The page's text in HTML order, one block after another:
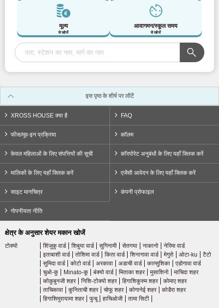
साइतामा रैपिड रेलवे लाइन (5)
नागरेयामा रेलवे लाइन (1)
किंकी निप्पॉन रेलवे
किंतेत्सु नंबा लाइन
जेआर कंसाई मेन लाइन
कोबे सिटी परिवहन ब्यूरो
कोबे नगर निगम मेट्रो यामाते लाइन (1)
सैतामा नया शहर परिवहन
मूल्य
से खोजें
आवागमन/स्कूल समय
से खोजें
इस पृष्ठ के शीर्ष पर लौटें
XROSS HOUSE क्या है FAQ
फीस/मूव-इन प्रक्रिया कॉलम
केवल महिलाओं के लिए संपत्तियों की सूची कॉरपोरेट अनुबंधों के लिए यहाँ क्लिक करें
मालिकों के लिए यहाँ क्लिक करें एजेंसी आवेदन के लिए यहाँ क्लिक करें
साइट मानचित्र कंपनी प्रोफाइल
गोपनीयता नीति
क्षेत्र के अनुसार शेयर मकान खोजें
टोक्यो शिंजुकु वार्ड शिबुया वार्ड सुगिनामी सेतगया नाकानो
नेरिमा वार्ड
इताबाशी वार्ड
तोशिमा वार्ड किता वार्ड शिनागावा वार्ड मेगुरो ओटा-ku
टैटो
सुमिदा वार्ड
कोटो वार्ड अरकावा अडाची वार्ड कात्सुशिका
एडोगावा वार्ड
चुओ-कु
Minato-कू बंक्यो वार्ड मिताका शहर मुसाशिनो
माचिदा शहर
कोकुबुनजी शहर
निशि-टोक्यो शहर हिगाशिकुरुम शहर
कोमाए शहर
ताचिकावा
कुनिताची शहर चोफू शहर कोगानेई शहर
कोडैरा शहर
हिगाशिमुरायामा शहर
फुचू हाचिओजी
तामा सिटी